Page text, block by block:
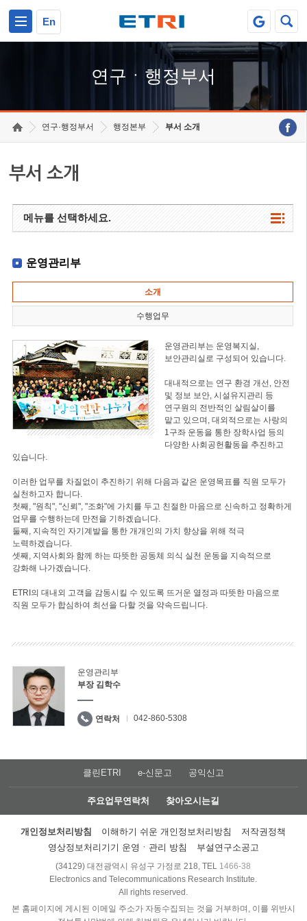
En
연구ㆍ행정부서
연구·행정부서 행정본부 부서 소개
부서 소개
메뉴를 선택하세요.
운영관리부
소개
수행업무
운영관리부는 운영복지실,
보안관리실로 구성되어 있습니다.
대내적으로는 연구 환경 개선, 안전
및 정보 보안, 시설유지관리 등
연구원의 전반적인 살림살이를
맡고 있으며, 대외적으로는 사랑의
1구좌 운동을 통한 장학사업 등의
다양한 사회공헌활동을 추진하고
있습니다.
이러한 업무를 차질없이 추진하기 위해 다음과 같은 운영목표를 직원 모두가
실천하고자 합니다.
첫째, "원칙", "신뢰", "조화"에 가치를 두고 친절한 마음으로 신속하고 정확하게
업무를 수행하는데 만전을 기하겠습니다.
둘째, 지속적인 자기계발을 통한 개개인의 가치 향상을 위해 적극
노력하겠습니다.
셋째, 지역사회와 함께 하는 따뜻한 공동체 의식 실천 운동을 지속적으로
강화해 나가겠습니다.
ETRI의 대내외 고객을 감동시킬 수 있도록 뜨거운 열정과 따뜻한 마음으로
직원 모두가 합심하여 최선을 다할 것을 약속드립니다.
운영관리부
부장 김학수
연락처 042-860-5308
클린ETRI e-신문고 공익신고
주요업무연락처 찾아오시는길
개인정보처리방침 이해하기 쉬운 개인정보처리방침
저작권정책
영상정보처리기기 운영ㆍ관리 방침
부설연구소공고
(34129) 대전광역시 유성구 가정로 218, TEL 1466-38
Electronics and Telecommunications Research Institute.
All rights reserved.
본 홈페이지에 게시된 이메일 주소가 자동수집되는 것을 거부하며, 이를 위반시